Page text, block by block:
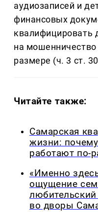
аудиозаписей и
финансовых
квалифицировать
на
размере (ч. 3 ст.
Читайте также:
Самарская
жизни:
работают по-
«Именно
ощущение
во дворы